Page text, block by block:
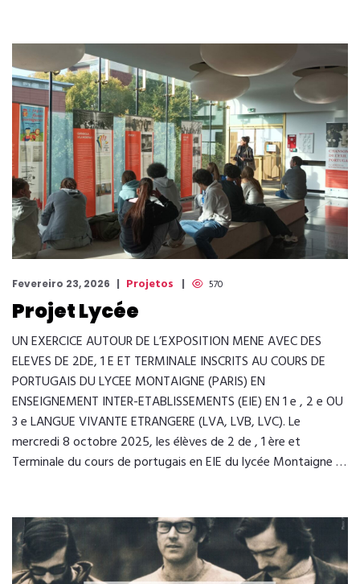
Fevereiro 23, 2026 Projetos 570
Projet Lycée
UN EXERCICE AUTOUR DE L’EXPOSITION MENE AVEC DES
ELEVES DE 2DE, 1 E ET TERMINALE INSCRITS AU COURS DE
PORTUGAIS DU LYCEE MONTAIGNE (PARIS) EN
ENSEIGNEMENT INTER-ETABLISSEMENTS (EIE) EN 1 e , 2 e OU
3 e LANGUE VIVANTE ETRANGERE (LVA, LVB, LVC). Le
mercredi 8 octobre 2025, les élèves de 2 de , 1 ère et
Terminale du cours de portugais en EIE du lycée Montaigne …